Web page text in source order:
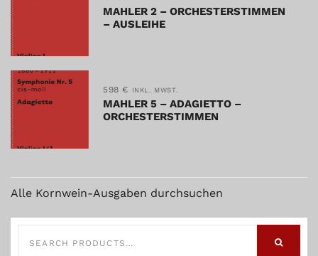
MAHLER 2 – ORCHESTERSTIMMEN
– AUSLEIHE
598 € INKL. MWST.
MAHLER 5 – ADAGIETTO –
ORCHESTERSTIMMEN
Alle Kornwein-Ausgaben durchsuchen
SEARCH
FOR: